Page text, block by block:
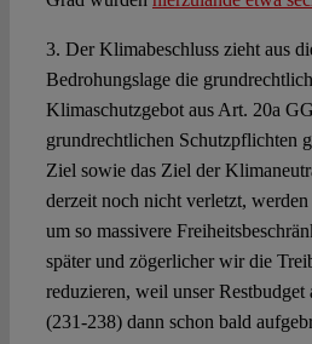
3. Der Klimabeschluss zieht aus
Bedrohungslage die
Klimaschutzgebot aus Art. 20a
grundrechtlichen Schutzpflichten
Ziel sowie das Ziel der
derzeit noch nicht verletzt,
um so massivere
später und zögerlicher wir die
reduzieren, weil unser Restbudget
(231-238) dann schon bald